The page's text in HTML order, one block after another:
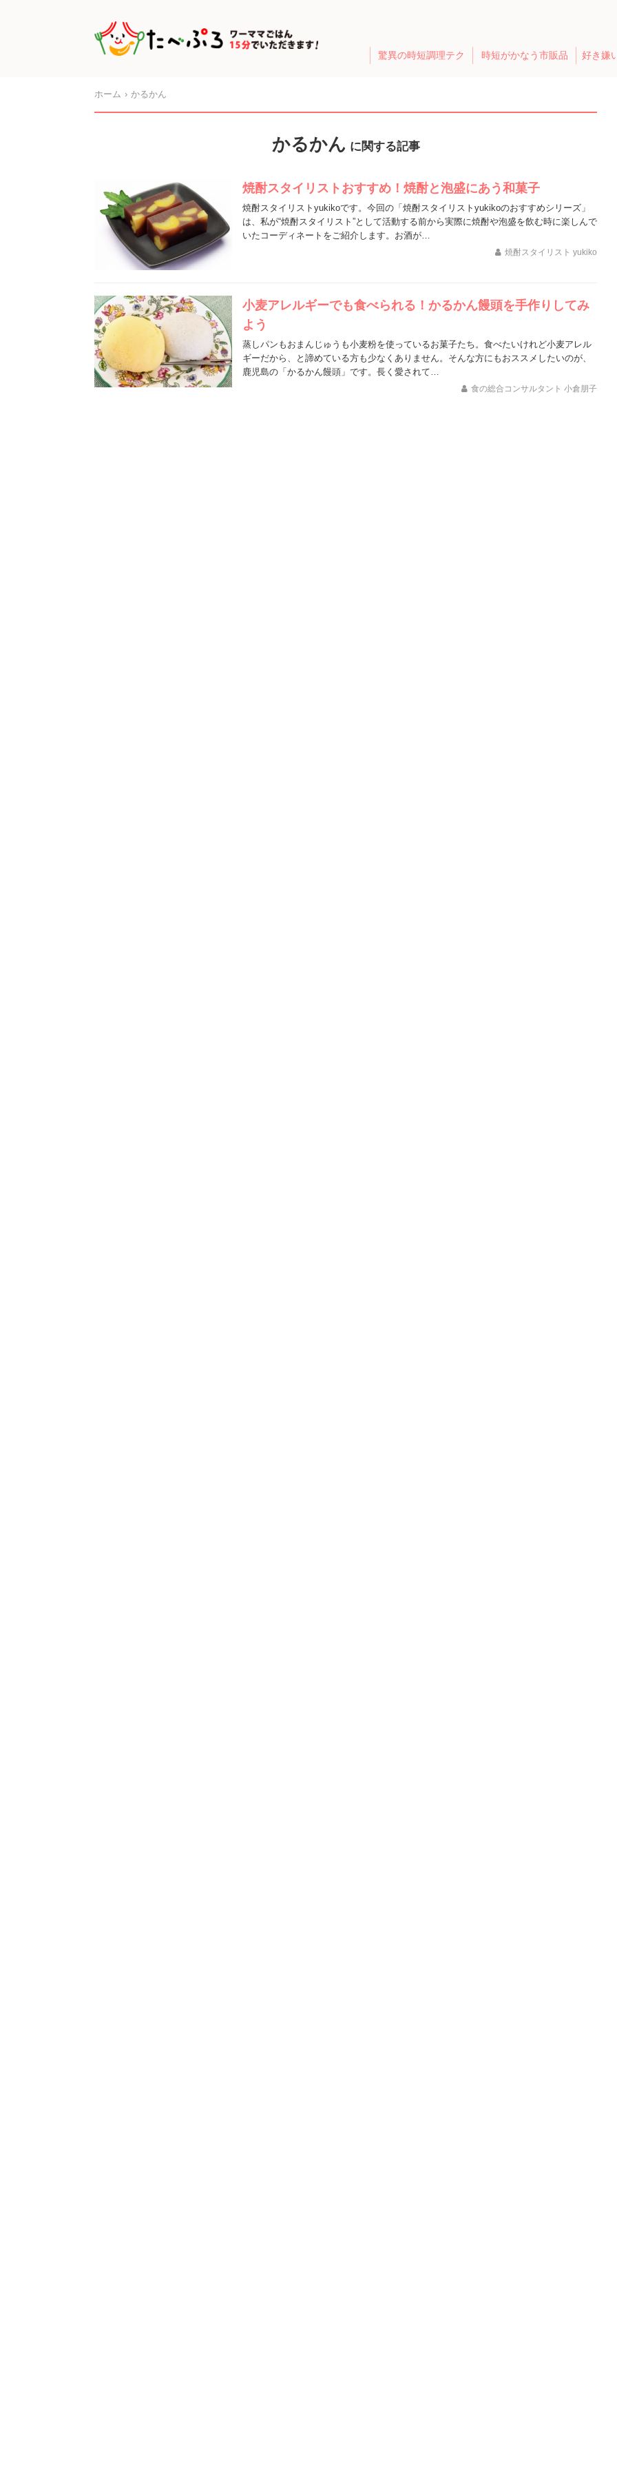
驚異の時短調理テク 時短がかなう市販品 好き嫌
ホーム かるかん
かるかん に関する記事
焼酎スタイリストおすすめ！焼酎と泡盛にあう和菓子
焼酎スタイリストyukikoです。今回の「焼酎スタイリストyukikoのおすすめシリーズ」
は、私が“焼酎スタイリスト”として活動する前から実際に焼酎や泡盛を飲む時に楽しんで
いたコーディネートをご紹介します。お酒が…
焼酎スタイリスト yukiko
小麦アレルギーでも食べられる！かるかん饅頭を手作りしてみ
よう
蒸しパンもおまんじゅうも小麦粉を使っているお菓子たち。食べたいけれど小麦アレル
ギーだから、と諦めている方も少なくありません。そんな方にもおススメしたいのが、
鹿児島の「かるかん饅頭」です。長く愛されて…
食の総合コンサルタント 小倉朋子